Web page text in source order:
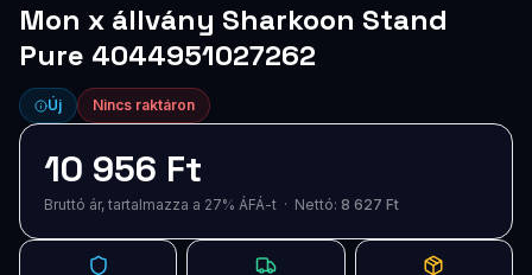
Kiegészítők
Akciók
Blog
Mon x állvány Sharkoon Stand
Pure 4044951027262
Új Nincs raktáron
10 956 Ft
Bruttó ár, tartalmazza a 27% ÁFÁ-t · Nettó: 8 627 Ft